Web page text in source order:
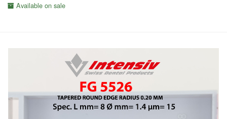
Available on sale